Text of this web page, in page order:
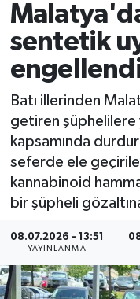
sentetik
Batı illerinden
getiren şüphelilere
kapsamında
seferde ele
kannabinoid
bir şüpheli
08.07.2026 - 13:51
YAYINLANMA
Eği̇ti̇m
Resmi İlanlar
Sağlık
Si̇yaset
Spor
Anali̇z
Süper Lig
Tüm Manşetler
Son Dakika
Haber Arşivi